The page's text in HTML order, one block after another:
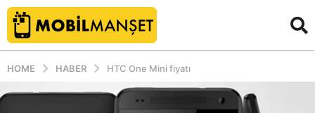
HOME HABER HTC One Mini fiyatı